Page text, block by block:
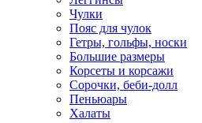
Чулки
Пояс для чулок
Гетры, гольфы, носки
Большие размеры
Корсеты и корсажи
Сорочки, беби-долл
Пеньюары
Халаты